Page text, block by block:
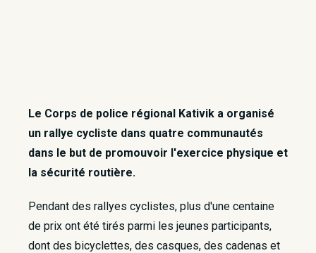
Le Corps de police régional Kativik a organisé
un rallye cycliste dans quatre communautés
dans le but de promouvoir l'exercice physique et
la sécurité routière.
Pendant des rallyes cyclistes, plus d'une centaine
de prix ont été tirés parmi les jeunes participants,
dont des bicyclettes, des casques, des cadenas et